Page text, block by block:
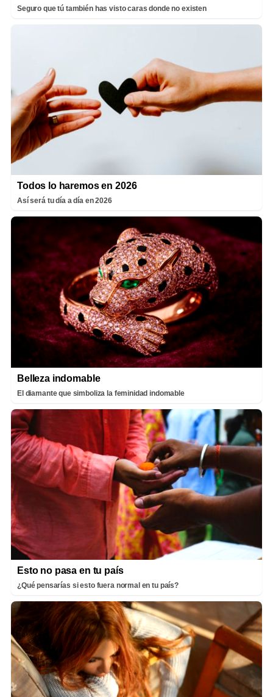
Seguro que tú también has visto caras donde no existen
Todos lo haremos en 2026
Así será tu día a día en 2026
Belleza indomable
El diamante que simboliza la feminidad indomable
Esto no pasa en tu país
¿Qué pensarías si esto fuera normal en tu país?